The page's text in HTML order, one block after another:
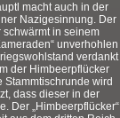
macht auch in der
Nazigesinnung. Der
in seinem
unverhohlen
verdankt
der Himbeerpflücker
wird
dass dieser in der
Der „Himbeerpflücker“